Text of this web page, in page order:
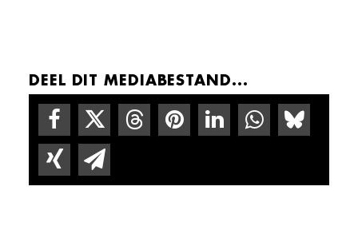
DEEL DIT MEDIABESTAND...